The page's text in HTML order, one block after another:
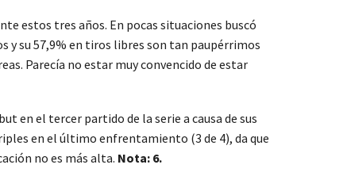
estos tres años. En pocas situaciones buscó
y su 57,9% en tiros libres son tan paupérrimos
Parecía no estar muy convencido de estar
en el tercer partido de la serie a causa de sus
en el último enfrentamiento (3 de 4), da que
no es más alta. Nota: 6.